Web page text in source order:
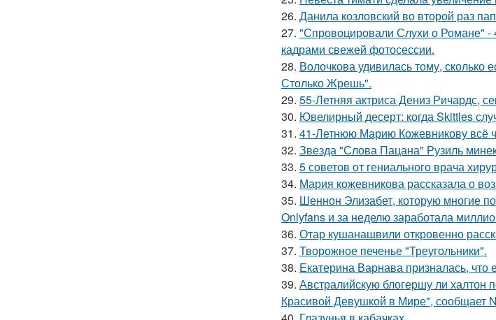
26. Данила козловский во второй раз
27. "Спровоцировали Слухи о Романе" -
кадрами свежей фотосессии.
28. Волочкова удивилась тому,
Столько Жрешь".
29. 55-Летняя актриса Дениз Ричардс,
30. Ювелирный десерт: когда Skittles
31. 41-Летнюю Марию Кожевникову всё
32. Звезда "Слова Пацана" Рузиль
33. 5 советов от гениального врача
34. Мария кожевникова рассказала о
35. Шеннон Элизабет, которую многие
Onlyfans и за неделю заработала
36. Отар кушанашвили откровенно
37. Творожное печенье "Треугольники".
38. Екатерина Варнава призналась, что
39. Австралийскую блогершу ли
Красивой Девушкой в Мире", сообщает